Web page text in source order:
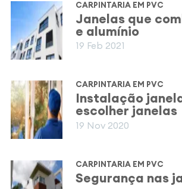
CARPINTARIA EM PVC
Janelas que
e alumínio
19 Feb 2021
CARPINTARIA EM PVC
Instalação
escolher janelas
19 Nov 2020
CARPINTARIA EM PVC
Segurança nas